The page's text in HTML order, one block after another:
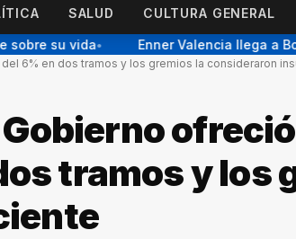
SALUD CULTURA GENERAL
su vida● Enner Valencia llega a
6% en dos tramos y los gremios la consideraron
tramos y los